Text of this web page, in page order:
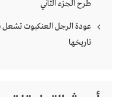
طرح الجزء الثاني
عودة الرجل العنكبوت تشعل
تاريخها